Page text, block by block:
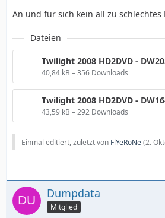
An und für sich kein all zu schlechtes
Dateien
Twilight 2008 HD2DVD -
40,84 kB – 356 Downloads
Twilight 2008 HD2DVD -
43,59 kB – 292 Downloads
Einmal editiert, zuletzt von FlYeRoNe(2.
Dumpdata
Mitglied